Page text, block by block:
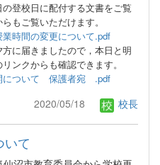
登校日に配付する文書をご覧
もご覧いただけます。
時間の変更について.pdf
に届きましたので，本日と明
ンクからも確認できます。
について 保護者宛 .pdf
2020/05/18 校長
いて